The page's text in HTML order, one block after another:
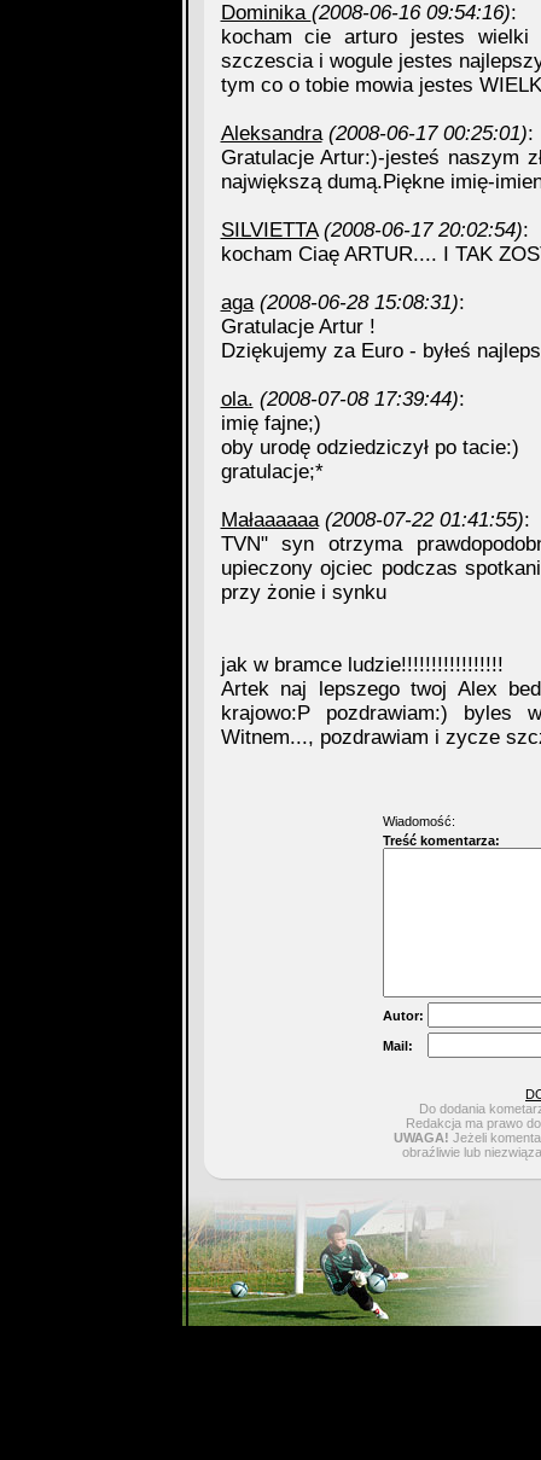
Dominika (2008-06-16 09:54:16):
kocham cie arturo jestes
szczescia i wogule jestes
tym co o tobie mowia jestes
Aleksandra (2008-06-17 00:25:01):
Gratulacje Artur:)-jesteś naszym
największą dumą.Piękne imię-
SILVIETTA (2008-06-17 20:02:54):
kocham Ciaę ARTUR.... I TAK
aga (2008-06-28 15:08:31):
Gratulacje Artur !
Dziękujemy za Euro - byłeś
ola. (2008-07-08 17:39:44):
imię fajne;)
oby urodę odziedziczył po tacie:)
gratulacje;*
Małaaaaaa (2008-07-22 01:41:55):
TVN" syn otrzyma
upieczony ojciec podczas
przy żonie i synku
jak w bramce ludzie!!!!!!!!!!!!!!!!!
Artek naj lepszego twoj Alex
krajowo:P pozdrawiam:)
Witnem..., pozdrawiam i zycze
Wiadomość:
Treść komentarza:
Autor:
Mail:
Do dodania
Redakcja ma prawo
UWAGA! Jeżeli
obraźliwie lub